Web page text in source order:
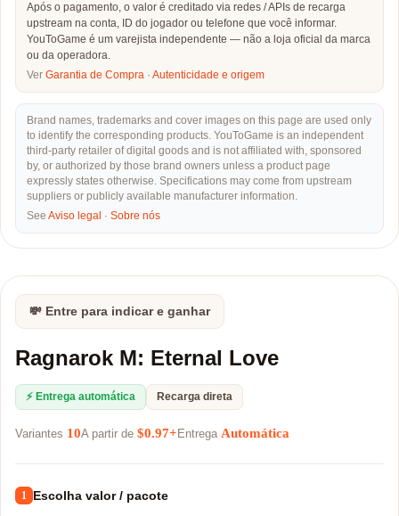
Após o pagamento, o valor é creditado via redes / APIs de recarga
upstream na conta, ID do jogador ou telefone que você informar.
YouToGame é um varejista independente — não a loja oficial da marca
ou da operadora.
Ver Garantia de Compra · Autenticidade e origem
Brand names, trademarks and cover images on this page are used only
to identify the corresponding products. YouToGame is an independent
third-party retailer of digital goods and is not affiliated with, sponsored
by, or authorized by those brand owners unless a product page
expressly states otherwise. Specifications may come from upstream
suppliers or publicly available manufacturer information.
See Aviso legal · Sobre nós
💸 Entre para indicar e ganhar
Ragnarok M: Eternal Love
⚡ Entrega automática Recarga direta
Variantes 10A partir de $0.97+ Entrega Automática
1 Escolha valor / pacote